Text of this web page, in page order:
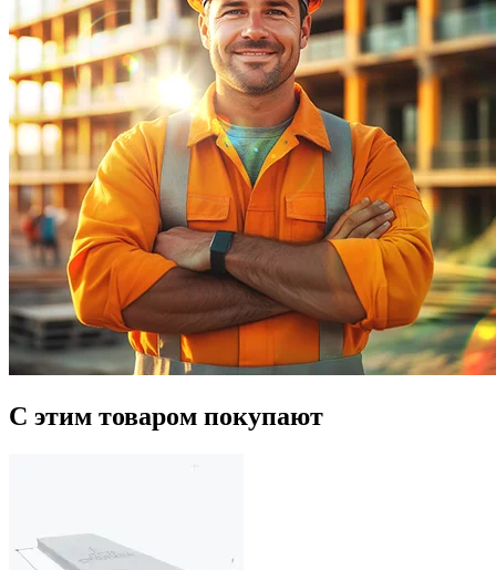
С этим товаром покупают